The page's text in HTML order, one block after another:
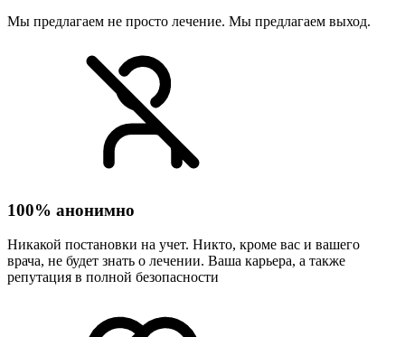
Мы предлагаем не просто лечение. Мы предлагаем выход.
100% анонимно
Никакой постановки на учет. Никто, кроме вас и вашего
врача, не будет знать о лечении. Ваша карьера, а также
репутация в полной безопасности